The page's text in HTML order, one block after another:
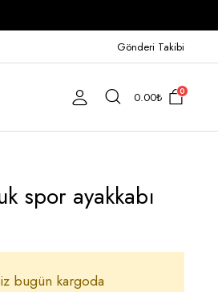
Gönderi Takibi
0.00₺ 0
spor ayakkabı
bugün kargoda